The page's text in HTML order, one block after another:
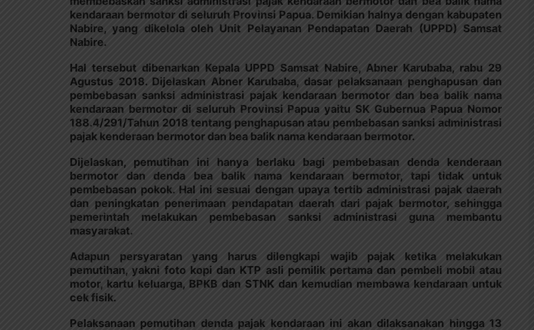
kendaraan bermotor di seluruh Provinsi Papua. Demikian halnya dengan kabupaten
Nabire, yang dikelola oleh Unit Pelayanan Pendapatan Daerah (UPPD) Samsat
Nabire.
Hal tersebut dibenarkan Kepala UPPD Samsat Nabire, Abner Karubaba, rabu 29
Agustus 2018. Dijelaskan Abner Karubaba, dasar pelaksanaan penghapusan dan
pembebasan sanksi administrasi pajak kendaraan bermotor dan bea balik nama
kendaraan bermotor di seluruh Provinsi Papua yaitu SK Gubernua Papua Nomor
188.4/291/Tahun 2018 tentang penghapusan atau pembebasan sanksi administrasi
pajak kenderaan bermotor dan bea balik nama kendaraan bermotor.
Dijelaskan, pemutihan ini hanya berlaku bagi pembebasan denda kenderaan
bermotor dan denda bea balik nama kendaraan bermotor, tapi tidak untuk
pembebasan pokok. Hal ini sesuai dengan upaya tertib administrasi pajak daerah
dan peningkatan penerimaan pendapatan daerah dari pajak bermotor, sehingga
pemerintah melakukan pembebasan sanksi administrasi guna membantu
masyarakat.
Adapun persyaratan yang harus dilengkapi wajib pajak ketika melakukan
pemutihan, yakni foto kopi dan KTP asli pemilik pertama dan pembeli mobil atau
motor, kartu keluarga, BPKB dan STNK dan kemudian membawa kendaraan untuk
cek fisik.
Pelaksanaan pemutihan denda pajak kendaraan ini akan dilaksanakan hingga 13